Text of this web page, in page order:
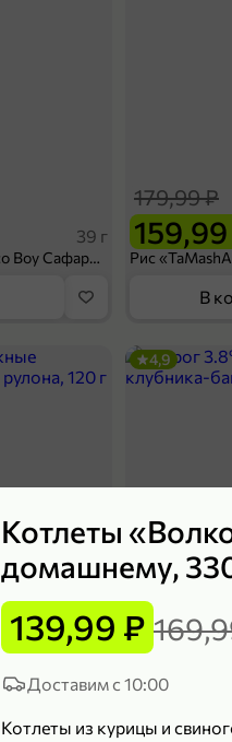
Котлеты
домашнему,
139,99 ₽
Доставим с 10:00
Котлеты из курицы и
39 г
Печенье «Orion» Choco Boy Сафари кокос, 39 г
179,99 ₽
В
120 г 39,99
4,9